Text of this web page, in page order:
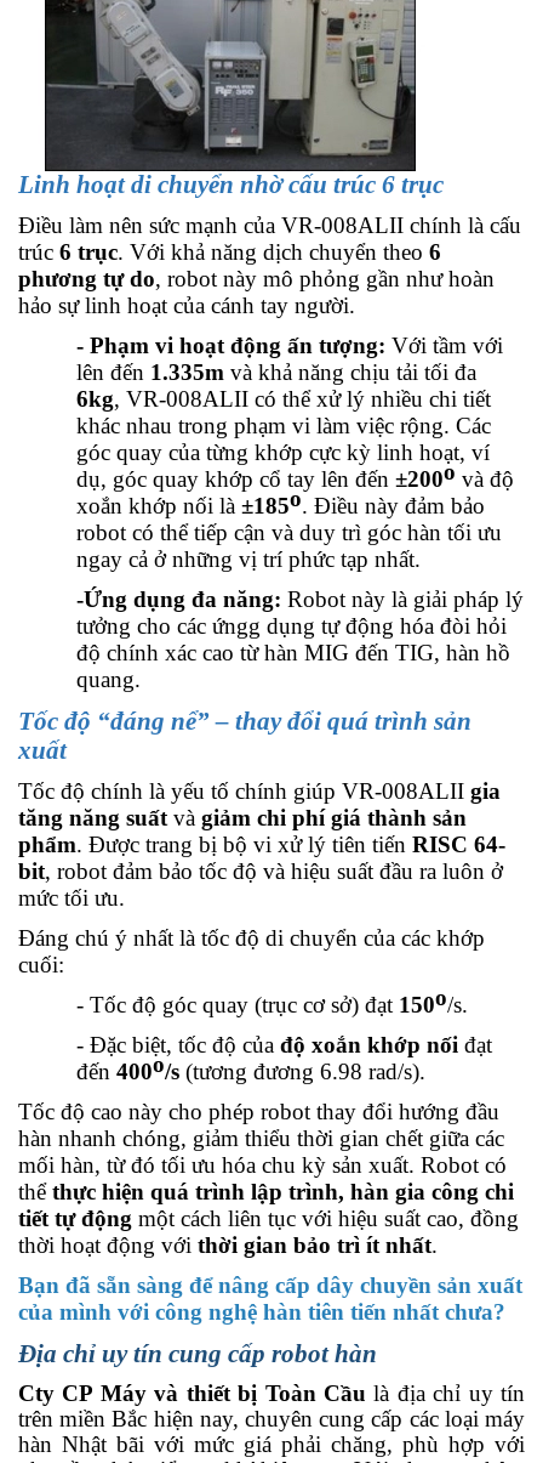
Linh hoạt di chuyển nhờ cấu trúc 6 trục
Điều làm nên sức mạnh của VR-008ALII chính là cấu
trúc 6 trục. Với khả năng dịch chuyển theo 6
phương tự do, robot này mô phỏng gần như hoàn
hảo sự linh hoạt của cánh tay người.
- Phạm vi hoạt động ấn tượng: Với tầm với
lên đến 1.335m và khả năng chịu tải tối đa
6kg, VR-008ALII có thể xử lý nhiều chi tiết
khác nhau trong phạm vi làm việc rộng. Các
góc quay của từng khớp cực kỳ linh hoạt, ví
dụ, góc quay khớp cổ tay lên đến ±200o và độ
xoắn khớp nối là ±185o. Điều này đảm bảo
robot có thể tiếp cận và duy trì góc hàn tối ưu
ngay cả ở những vị trí phức tạp nhất.
-Ứng dụng đa năng: Robot này là giải pháp lý
tưởng cho các ứngg dụng tự động hóa đòi hỏi
độ chính xác cao từ hàn MIG đến TIG, hàn hồ
quang.
Tốc độ “đáng nể” – thay đổi quá trình sản
xuất
Tốc độ chính là yếu tố chính giúp VR-008ALII gia
tăng năng suất và giảm chi phí giá thành sản
phẩm. Được trang bị bộ vi xử lý tiên tiến RISC 64-
bit, robot đảm bảo tốc độ và hiệu suất đầu ra luôn ở
mức tối ưu.
Đáng chú ý nhất là tốc độ di chuyển của các khớp
cuối:
- Tốc độ góc quay (trục cơ sở) đạt 150o/s.
- Đặc biệt, tốc độ của độ xoắn khớp nối đạt
đến 400o/s (tương đương 6.98 rad/s).
Tốc độ cao này cho phép robot thay đổi hướng đầu
hàn nhanh chóng, giảm thiểu thời gian chết giữa các
mối hàn, từ đó tối ưu hóa chu kỳ sản xuất. Robot có
thểthực hiện quá trình lập trình, hàn gia công chi
tiết tự động một cách liên tục với hiệu suất cao, đồng
thời hoạt động với thời gian bảo trì ít nhất.
Bạn đã sẵn sàng để nâng cấp dây chuyền sản xuất
của mình với công nghệ hàn tiên tiến nhất chưa?
Địa chỉ uy tín cung cấp robot hàn
Cty CP Máy và thiết bị Toàn Cầu là địa chỉ uy tín
trên miền Bắc hiện nay, chuyên cung cấp các loại máy
hàn Nhật bãi với mức giá phải chăng, phù hợp với